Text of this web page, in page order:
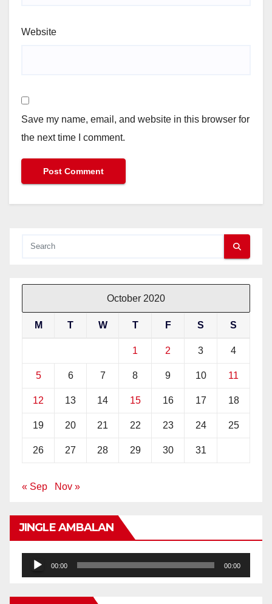
Website
Save my name, email, and website in this browser for
the next time I comment.
October 2020
M T W T F S S
1 2 3 4
5 6 7 8 9 10 11
12 13 14 15 16 17 18
19 20 21 22 23 24 25
26 27 28 29 30 31
« Sep Nov »
JINGLE AMBALAN
Audio
Player
00:00 00:00